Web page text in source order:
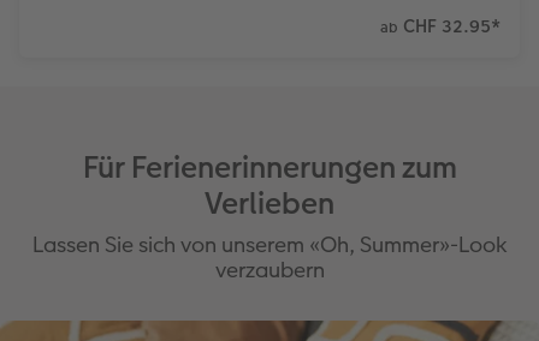
ab CHF 32.95*
Für Ferienerinnerungen zum
Verlieben
Lassen Sie sich von unserem «Oh, Summer»-Look
verzaubern